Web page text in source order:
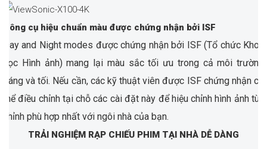
Công cụ hiệu chuẩn màu được chứng nhận bởi ISF
Day and Night modes được chứng nhận bởi ISF (Tổ chức Khoa
học Hình ảnh) mang lại màu sắc tối ưu trong cả môi trường
sáng và tối. Nếu cần, các kỹ thuật viên được ISF chứng nhận có
thể điều chỉnh tại chỗ các cài đặt này để hiệu chỉnh hình ảnh tùy
chỉnh phù hợp nhất với ngôi nhà của bạn.
TRẢI NGHIỆM RẠP CHIẾU PHIM TẠI NHÀ DỄ DÀNG